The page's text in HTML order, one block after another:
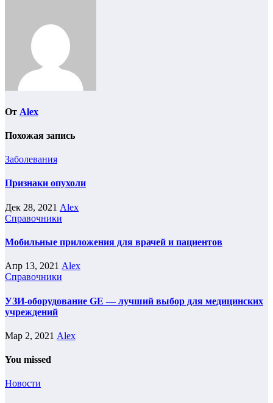
От Alex
Похожая запись
Заболевания
Признаки опухоли
Дек 28, 2021 Alex
Справочники
Мобильные приложения для врачей и пациентов
Апр 13, 2021 Alex
Справочники
УЗИ-оборудование GE — лучший выбор для медицинских
учреждений
Мар 2, 2021 Alex
You missed
Новости